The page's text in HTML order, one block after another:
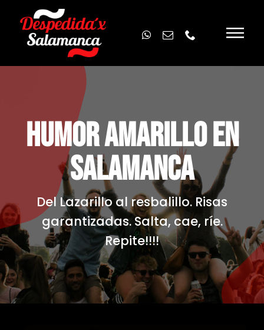
content
HUMOR AMARILLO EN
SALAMANCA
Del Lazarillo al resbalillo. Risas
garantizadas. Salta, cae, ríe.
Repite!!!!